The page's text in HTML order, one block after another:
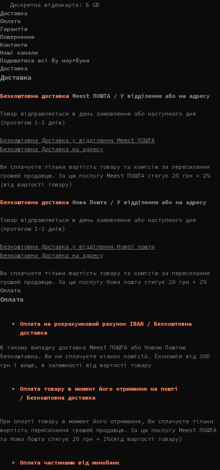
Дискретна відеокарта: 8 GB
Доставка
Оплата
Гарантія
Повернення
Контакти
Наші канали
Подивитися всі бу ноутбуки
Доставка
Доставка
Безкоштовна доставка Meest ПОШТА / У відділення або на адресу
Товар відправляється в день замовлення або наступного дня
(протягом 1-2 днів)
Безкоштовна Доставка у відділення Meest ПОШТА
Безкоштовна Доставка на адресу
Ви сплачуєте тільки вартість товару та комісію за пересилання
грошей продавцю. За цю послугу Meest ПОШТА стягує 20 грн + 2%
(від вартості товару)
Безкоштовна доставка Нова Пошта / У відділення або на адресу
Товар відправляється в день замовлення або наступного дня
(протягом 1-2 днів)
Безкоштовна Доставка у відділення Нової пошти
Безкоштовна Доставка на адресу
Ви сплачуєте тільки вартість товару та комісію за пересилання
грошей продавцю. За цю послугу Нова пошта стягує 20 грн + 2%
Оплата
Оплата
Оплата на розрахунковий рахунок IBAN / Безкоштовна
доставка
В такому випадку доставка Meest ПОШТА або Новою Поштою
безкоштовна. Ви не сплачуєте ніяких комісій. Економія від 300
грн і вище, в залежності від вартості товару
Оплата товару в момент його отримання на пошті
/ Безкоштовна доставка
При оплаті товару в момент його отримання, Ви сплачуєте тільки
вартість пересилання грошей продавцю. За цю послугу Meest ПОШТА
та Нова Пошта стягує 20 грн + 2%(від вартості товару)
Оплата частинами від монобанк